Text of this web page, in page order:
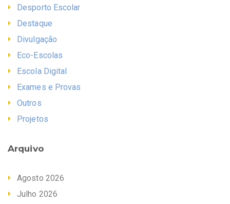
Desporto Escolar
Destaque
Divulgação
Eco-Escolas
Escola Digital
Exames e Provas
Outros
Projetos
Arquivo
Agosto 2026
Julho 2026